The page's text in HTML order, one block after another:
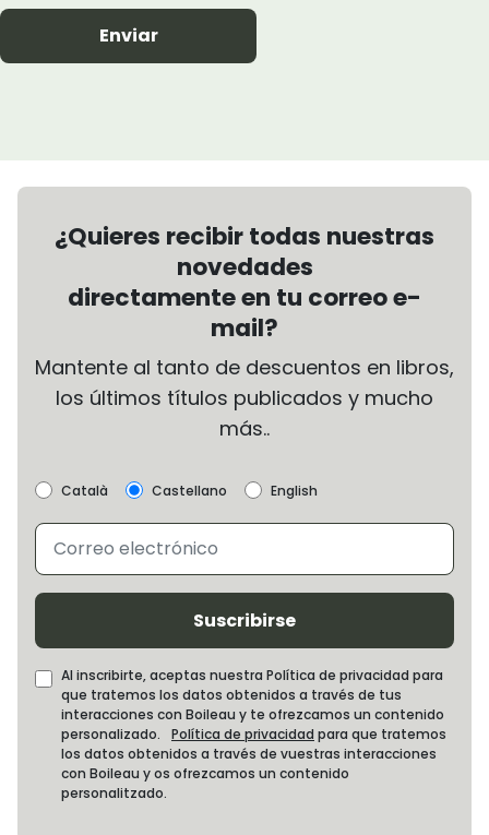
Enviar
¿Quieres recibir todas nuestras
novedades
directamente en tu correo e-
mail?
Mantente al tanto de descuentos en libros,
los últimos títulos publicados y mucho
más..
Català Castellano English
Suscribirse
Al inscribirte, aceptas nuestra Política de privacidad para
que tratemos los datos obtenidos a través de tus
interacciones con Boileau y te ofrezcamos un contenido
personalizado. Política de privacidad para que tratemos
los datos obtenidos a través de vuestras interacciones
con Boileau y os ofrezcamos un contenido
personalitzado.